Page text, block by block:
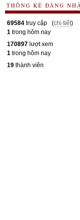
THÔNG KÊ ĐĂNG
69584 truy cập (chi tiết)
1 trong hôm nay
170897 lượt xem
1 trong hôm nay
19 thành viên